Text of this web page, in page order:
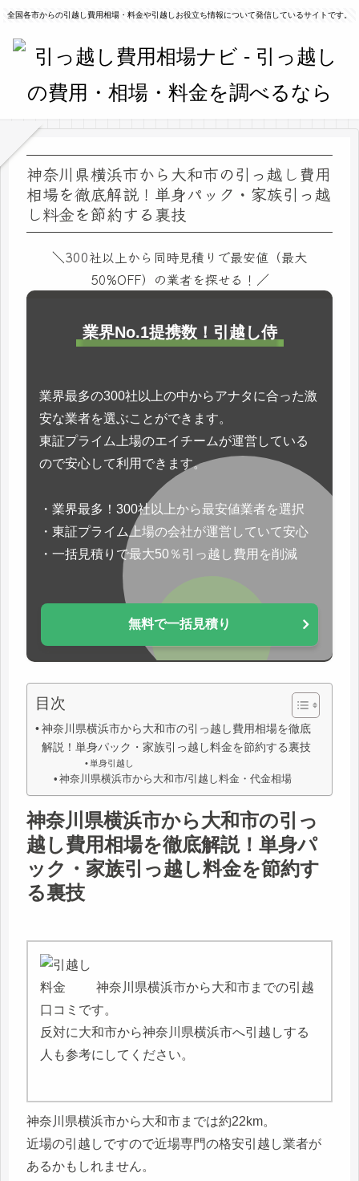
全国各市からの引越し費用相場・料金や引越しお役立ち情報について発信しているサイトです。
神奈川県横浜市から大和市の引っ越し費用
相場を徹底解説！単身パック・家族引っ越
し料金を節約する裏技
＼300社以上から同時見積りで最安値（最大
50%OFF）の業者を探せる！／
業界No.1提携数！引越し侍
業界最多の300社以上の中からアナタに合った激
安な業者を選ぶことができます。
東証プライム上場のエイチームが運営している
ので安心して利用できます。
・業界最多！300社以上から最安値業者を選択
・東証プライム上場の会社が運営していて安心
・一括見積りで最大50％引っ越し費用を削減
無料で一括見積り
目次
神奈川県横浜市から大和市の引っ越し費用相場を徹底
解説！単身パック・家族引っ越し料金を節約する裏技
単身引越し
神奈川県横浜市から大和市/引越し料金・代金相場
神奈川県横浜市から大和市の引っ
越し費用相場を徹底解説！単身パ
ック・家族引っ越し料金を節約す
る裏技
神奈川県横浜市から大和市までの引越
口コミです。
反対に大和市から神奈川県横浜市へ引越しする
人も参考にしてください。
神奈川県横浜市から大和市までは約22km。
近場の引越しですので近場専門の格安引越し業者が
あるかもしれません。